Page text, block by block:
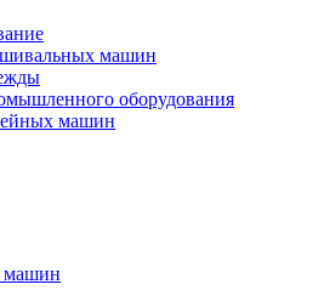
машин
оборудования
машин
машин